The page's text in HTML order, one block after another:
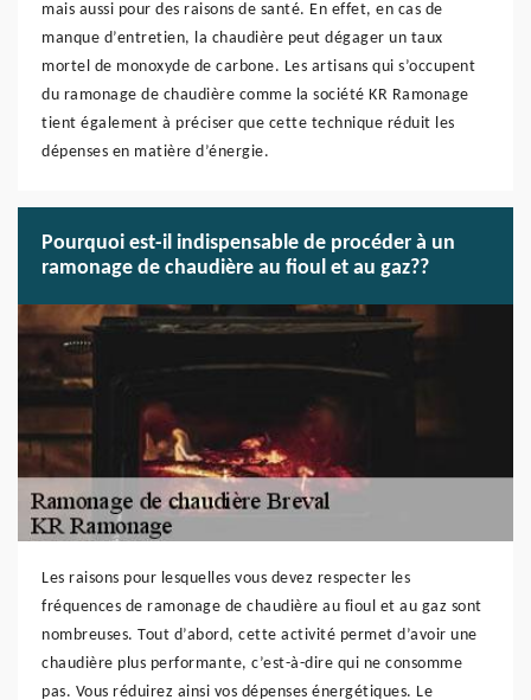
mais aussi pour des raisons de santé. En effet, en cas de
manque d’entretien, la chaudière peut dégager un taux
mortel de monoxyde de carbone. Les artisans qui s’occupent
du ramonage de chaudière comme la société KR Ramonage
tient également à préciser que cette technique réduit les
dépenses en matière d’énergie.
Pourquoi est-il indispensable de procéder à un
ramonage de chaudière au fioul et au gaz??
Les raisons pour lesquelles vous devez respecter les
fréquences de ramonage de chaudière au fioul et au gaz sont
nombreuses. Tout d’abord, cette activité permet d’avoir une
chaudière plus performante, c’est-à-dire qui ne consomme
pas. Vous réduirez ainsi vos dépenses énergétiques. Le